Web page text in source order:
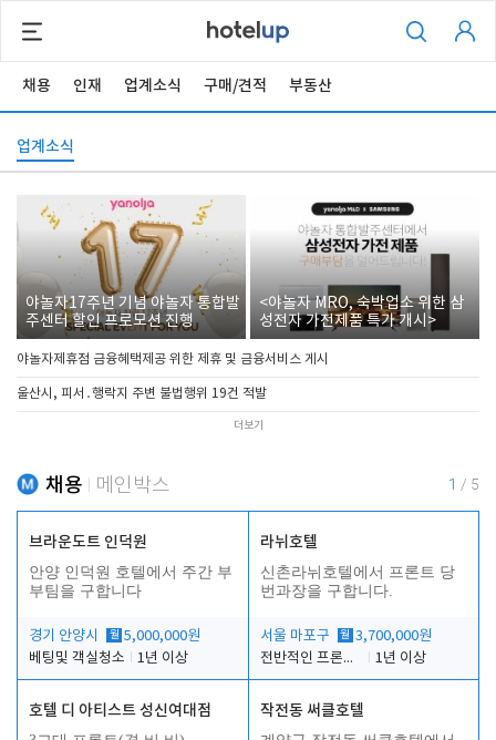
채용 인재 업계소식 구매/견적 부동산
업계소식
야놀자17주년 기념 야놀자 통합발
주센터 할인 프로모션 진행
<야놀자 MRO, 숙박업소 위한 삼
성전자 가전제품 특가 개시>
야놀자제휴점 금융혜택제공 위한 제휴 및 금융서비스 게시
울산시, 피서․행락지 주변 불법행위 19건 적발
더보기
채용 메인박스 1 / 5
브라운도트 인덕원
안양 인덕원 호텔에서 주간 부
부팀을 구합니다
경기 안양시 월 5,000,000원
베팅및 객실청소
1년 이상
라뉘호텔
신촌라뉘호텔에서 프론트 당
번과장을 구합니다.
서울 마포구 월 3,700,000원
전반적인 프론트 당번업무
1년 이상
호텔 디 아티스트 성신여대점 작전동 써클호텔